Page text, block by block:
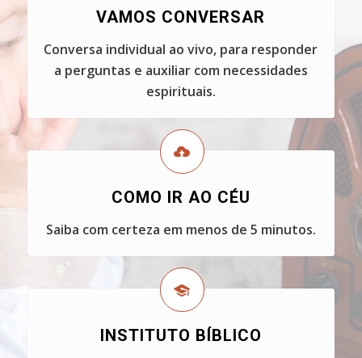
VAMOS CONVERSAR
Conversa individual ao vivo, para responder
a perguntas e auxiliar com necessidades
espirituais.
COMO IR AO CÉU
Saiba com certeza em menos de 5 minutos.
INSTITUTO BÍBLICO